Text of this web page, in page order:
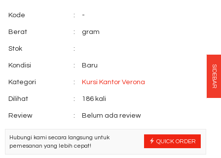
Kode : -
Berat : gram
Stok :
Kondisi : Baru
Kategori : Kursi Kantor Verona
Dilihat : 186 kali
Review : Belum ada review
QUICK ORDER
Hubungi kami secara langsung untuk
pemesanan yang lebih cepat!
SIDEBAR